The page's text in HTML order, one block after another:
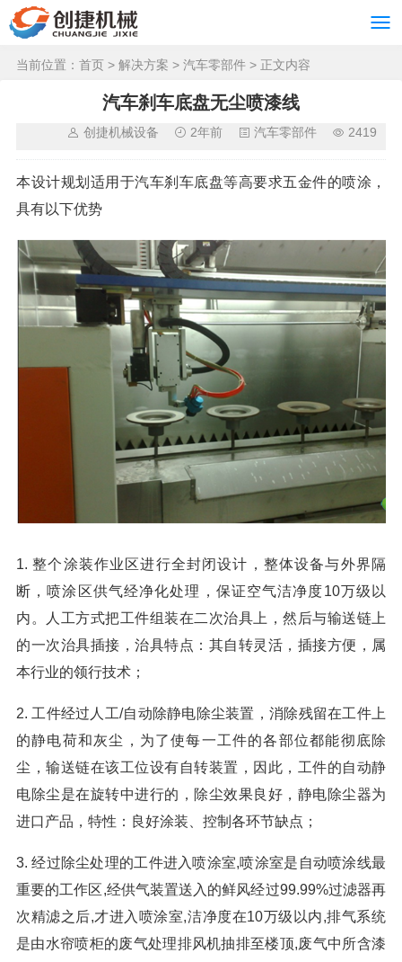
当前位置： 首页 > 解决方案 > 汽车零部件 > 正文内容
汽车刹车底盘无尘喷漆线
创捷机械设备 2年前 汽车零部件 2419
本设计规划适用于汽车刹车底盘等高要求五金件的喷涂，
具有以下优势
1. 整个涂装作业区进行全封闭设计，整体设备与外界隔
断，喷涂区供气经净化处理，保证空气洁净度10万级以
内。人工方式把工件组装在二次治具上，然后与输送链上
的一次治具插接，治具特点：其自转灵活，插接方便，属
本行业的领行技术；
2. 工件经过人工/自动除静电除尘装置，消除残留在工件上
的静电荷和灰尘，为了使每一工件的各部位都能彻底除
尘，输送链在该工位设有自转装置，因此，工件的自动静
电除尘是在旋转中进行的，除尘效果良好，静电除尘器为
进口产品，特性：良好涂装、控制各环节缺点；
3. 经过除尘处理的工件进入喷涂室,喷涂室是自动喷涂线最
重要的工作区,经供气装置送入的鲜风经过99.99%过滤器再
次精滤之后,才进入喷涂室,洁净度在10万级以内,排气系统
是由水帘喷柜的废气处理排风机抽排至楼顶,废气中所含漆